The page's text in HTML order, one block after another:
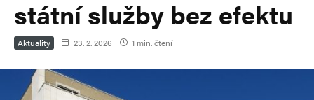
státní služby bez efektu
Aktuality 23. 2. 2026 1 min. čtení